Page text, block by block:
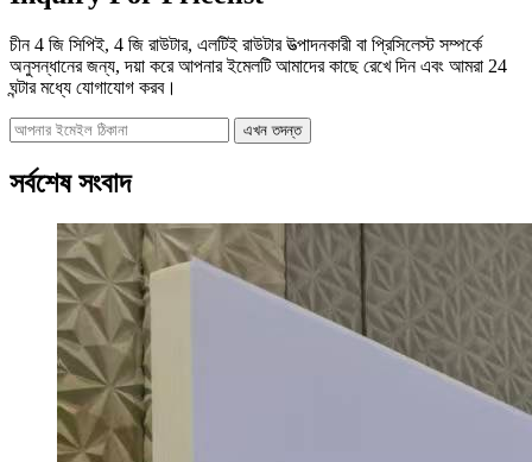
চীন 4 জি সিপিই, 4 জি রাউটার, এলটিই রাউটার উত্পাদনকারী বা প্রিসিলেস্ট সম্পর্কে
অনুসন্ধানের জন্য, দয়া করে আপনার ইমেলটি আমাদের কাছে রেখে দিন এবং আমরা 24
ঘন্টার মধ্যে যোগাযোগ করব।
সর্বশেষ সংবাদ